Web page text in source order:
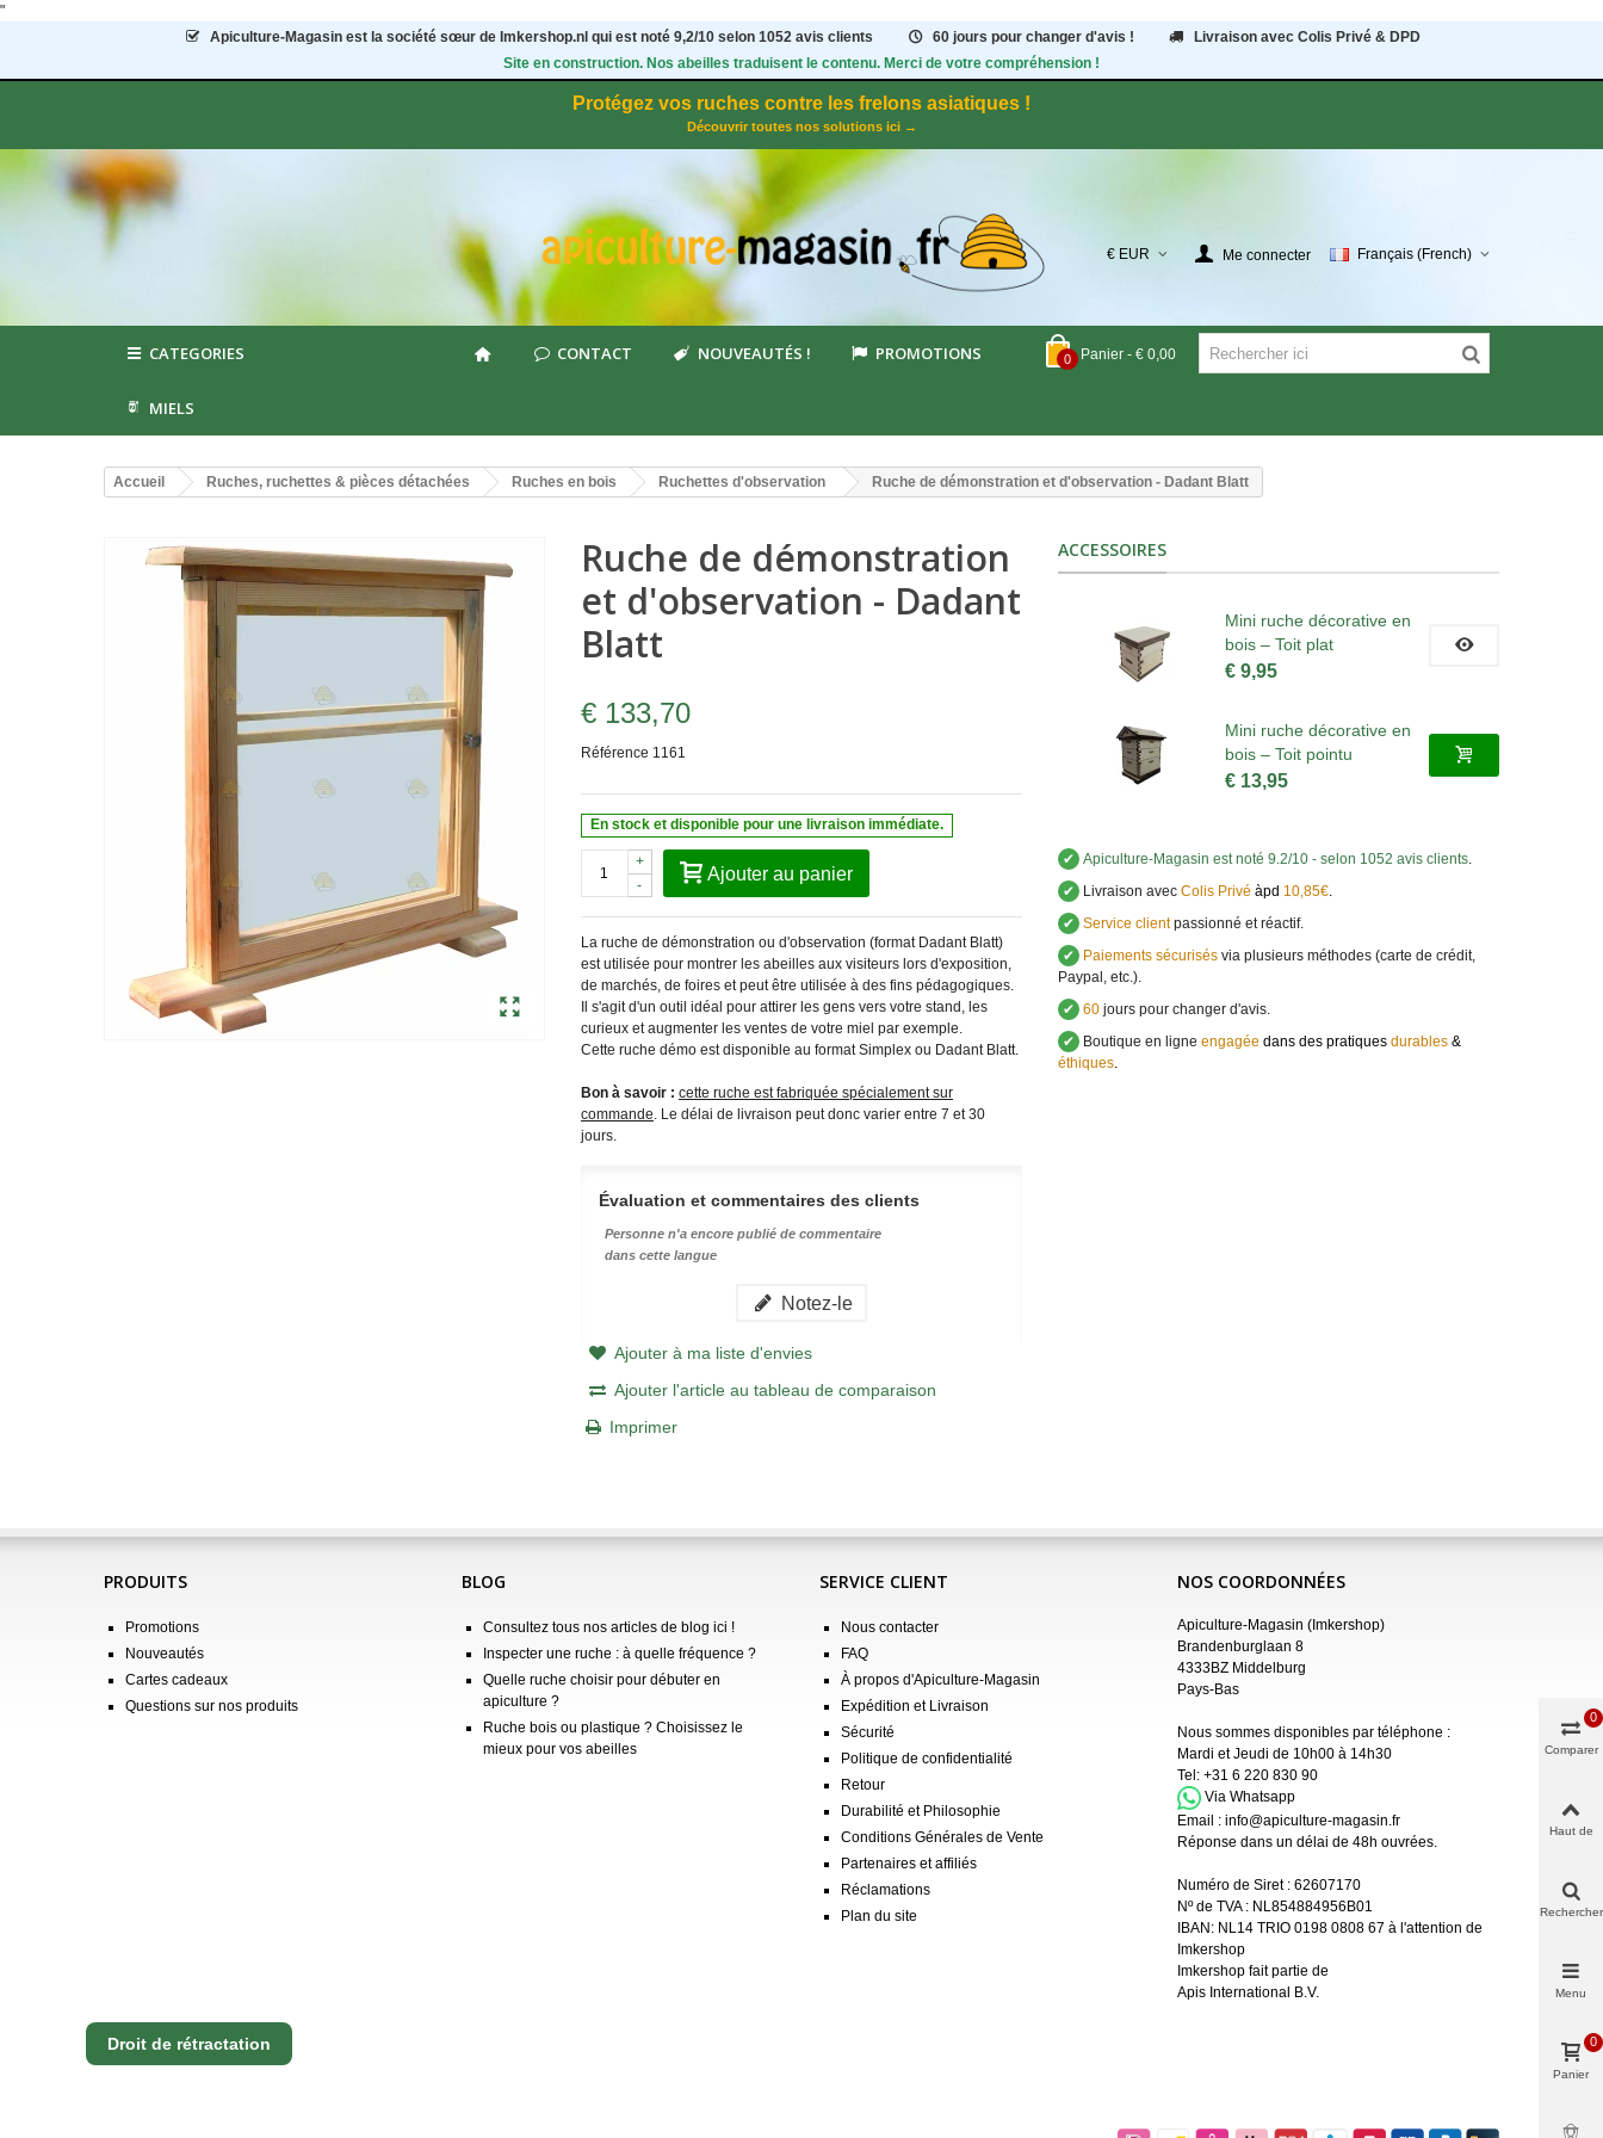
"
Apiculture-Magasin est la société sœur de Imkershop.nl qui est noté 9,2/10 selon 1052avis clients 60 jours pour changer d'avis !
Livraison avec Colis Privé & DPD
Site en construction. Nos abeilles traduisent le contenu. Merci de votre compréhension !
Protégez vos ruches contre les frelons asiatiques !
Découvrir toutes nos solutions ici →
€ EUR Me connecter Français (French)
0 Panier - € 0,00
CATEGORIES CONTACT NOUVEAUTÉS ! PROMOTIONS
MIELS
Accueil Ruches, ruchettes & pièces détachées Ruches en bois Ruchettes d'observation Ruche de démonstration et d'observation - Dadant Blatt
Ruche de démonstration
et d'observation - Dadant
Blatt
€ 133,70
Référence 1161
En stock et disponible pour une livraison immédiate.
-
+
Ajouter au panier
La ruche de démonstration ou d'observation (format Dadant Blatt)
est utilisée pour montrer les abeilles aux visiteurs lors d'exposition,
de marchés, de foires et peut être utilisée à des fins pédagogiques.
Il s'agit d'un outil idéal pour attirer les gens vers votre stand, les
curieux et augmenter les ventes de votre miel par exemple.
Cette ruche démo est disponible au format Simplex ou Dadant Blatt.
Bon à savoir : cette ruche est fabriquée spécialement sur
commande. Le délai de livraison peut donc varier entre 7 et 30
jours.
Évaluation et commentaires des clients
Personne n'a encore publié de commentaire
dans cette langue
Notez-le
Ajouter à ma liste d'envies
Ajouter l'article au tableau de comparaison
Imprimer
ACCESSOIRES
Mini ruche décorative en
bois – Toit plat
€ 9,95
Mini ruche décorative en
bois – Toit pointu
€ 13,95
✔ Apiculture-Magasin est noté 9.2/10 - selon 1052 avis clients.
✔ Livraison avecColis Privé àpd 10,85€.
✔ Service clientpassionné et réactif.
✔ Paiements sécurisésvia plusieurs méthodes (carte de crédit,
Paypal, etc.).
✔ 60jours pour changer d'avis.
✔ Boutique en ligne engagée dans des pratiques durables&
éthiques.
PRODUITS
Promotions
Nouveautés
Cartes cadeaux
Questions sur nos produits
BLOG
Consultez tous nos articles de blog ici !
Inspecter une ruche : à quelle fréquence ?
Quelle ruche choisir pour débuter en
apiculture ?
Ruche bois ou plastique ? Choisissez le
mieux pour vos abeilles
SERVICE CLIENT
Nous contacter
FAQ
À propos d'Apiculture-Magasin
Expédition et Livraison
Sécurité
Politique de confidentialité
Retour
Durabilité et Philosophie
Conditions Générales de Vente
Partenaires et affiliés
Réclamations
Plan du site
NOS COORDONNÉES
Apiculture-Magasin (Imkershop)
Brandenburglaan 8
4333BZ Middelburg
Pays-Bas
Nous sommes disponibles par téléphone :
Mardi et Jeudi de 10h00 à 14h30
Tel: +31 6 220 830 90
Via Whatsapp
Email : info@apiculture-magasin.fr
Réponse dans un délai de 48h ouvrées.
Numéro de Siret : 62607170
Nº de TVA : NL854884956B01
IBAN: NL14 TRIO 0198 0808 67 à l'attention de
Imkershop
Imkershop fait partie de
Apis International B.V.
Droit de rétractation
Comparer
0
Haut de
Rechercher
Menu
Panier
0